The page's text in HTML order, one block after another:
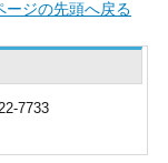
ージの先頭へ戻る
7733